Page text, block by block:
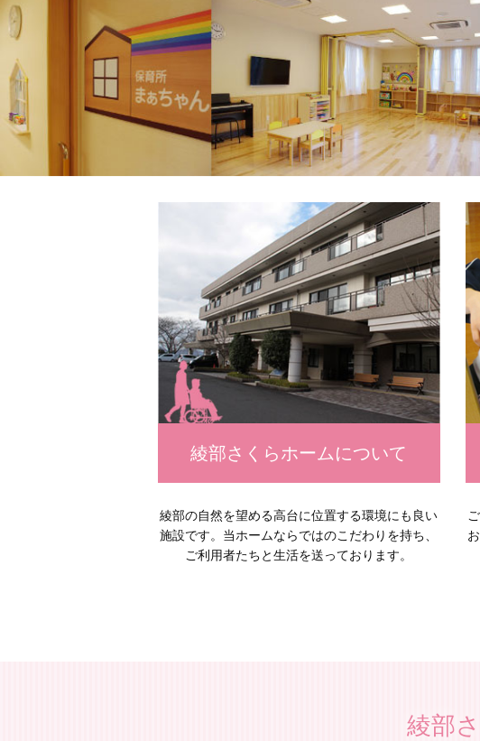
綾部さくらホームについて
綾部の自然を望める高台に位置する環境にも良い
施設です。当ホームならではのこだわりを持ち、
ご利用者たちと生活を送っております。
綾部